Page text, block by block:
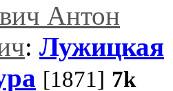
Антон
: Лужицкая
[1871] 7k